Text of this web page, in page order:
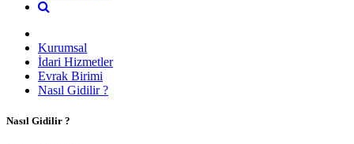
Kurumsal
İdari Hizmetler
Evrak Birimi
Nasıl Gidilir ?
Nasıl Gidilir ?